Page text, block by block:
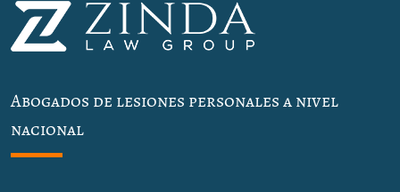
Abogados de lesiones personales a nivel
nacional